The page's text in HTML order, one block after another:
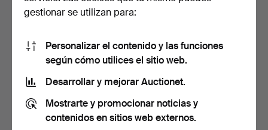
palisandro, años 1960/70.
palisandro, años 1960/7…
8 días
gestionar se utilizan para:
Personalizar el contenido y las funciones
según cómo utilices el sitio web.
Desarrollar y mejorar Auctionet.
Mostrarte y promocionar noticias y
contenidos en sitios web externos.